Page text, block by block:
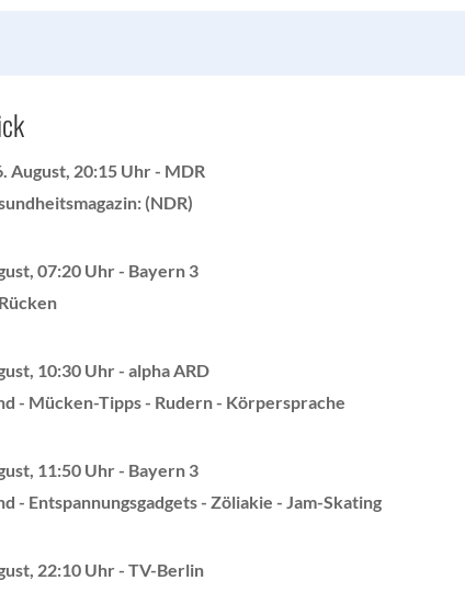
August, 20:15 Uhr - MDR
(NDR)
07:20 Uhr - Bayern 3
10:30 Uhr - alpha ARD
- Mücken-Tipps - Rudern - Körpersprache
11:50 Uhr - Bayern 3
- Entspannungsgadgets - Zöliakie - Jam-Skating
22:10 Uhr - TV-Berlin